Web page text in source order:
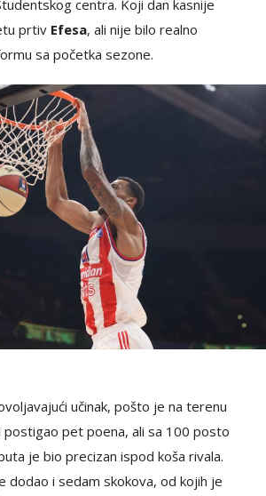
centra. Koji dan kasnije
prtiv Efesa, ali nije bilo realno
sa početka sezone.
učinak, pošto je na terenu
pet poena, ali sa 100 posto
je bio precizan ispod koša rivala.
dodao i sedam skokova, od kojih je